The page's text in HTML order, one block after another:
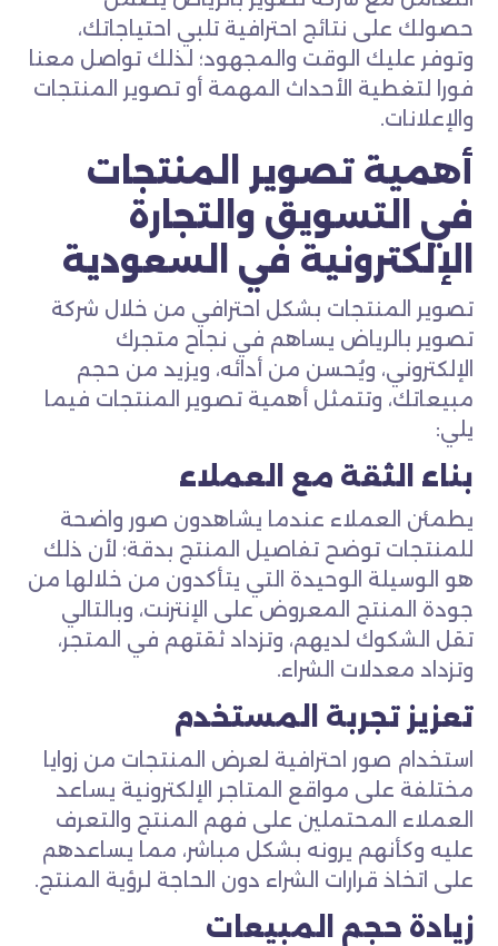
حصولك على نتائج احترافية تلبي احتياجاتك،
وتوفر عليك الوقت والمجهود؛ لذلك تواصل معنا
فورا لتغطية الأحداث المهمة أو تصوير المنتجات
والإعلانات.
أهمية تصوير المنتجات
في التسويق والتجارة
الإلكترونية في السعودية
تصوير المنتجات بشكل احترافي من خلال شركة
تصوير بالرياض يساهم في نجاح متجرك
الإلكتروني، ويُحسن من أدائه، ويزيد من حجم
مبيعاتك، وتتمثل أهمية تصوير المنتجات فيما
يلي:
بناء الثقة مع العملاء
يطمئن العملاء عندما يشاهدون صور واضحة
للمنتجات توضح تفاصيل المنتج بدقة؛ لأن ذلك
هو الوسيلة الوحيدة التي يتأكدون من خلالها من
جودة المنتج المعروض على الإنترنت، وبالتالي
تقل الشكوك لديهم، وتزداد ثقتهم في المتجر،
وتزداد معدلات الشراء.
تعزيز تجربة المستخدم
استخدام صور احترافية لعرض المنتجات من زوايا
مختلفة على مواقع المتاجر الإلكترونية يساعد
العملاء المحتملين على فهم المنتج والتعرف
عليه وكأنهم يرونه بشكل مباشر، مما يساعدهم
على اتخاذ قرارات الشراء دون الحاجة لرؤية المنتج.
زيادة حجم المبيعات